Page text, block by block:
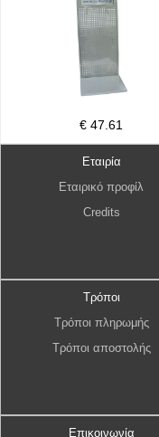
€ 47.61
Εταιρία
Εταιρικό προφίλ
Credits
Τρόποι
Τρόποι πληρωμής
Τρόποι αποστολής
Επικοινωνία